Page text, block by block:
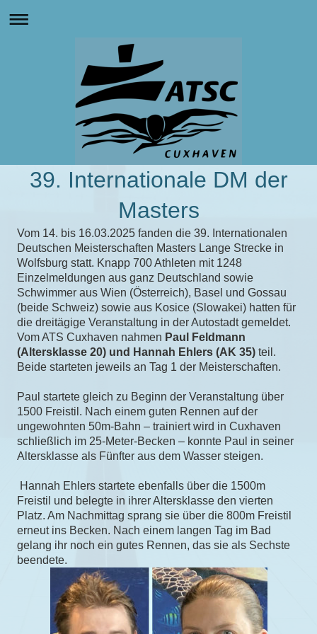
39. Internationale DM der
Masters
Vom 14. bis 16.03.2025 fanden die 39. Internationalen
Deutschen Meisterschaften Masters Lange Strecke in
Wolfsburg statt. Knapp 700 Athleten mit 1248
Einzelmeldungen aus ganz Deutschland sowie
Schwimmer aus Wien (Österreich), Basel und Gossau
(beide Schweiz) sowie aus Kosice (Slowakei) hatten für
die dreitägige Veranstaltung in der Autostadt gemeldet.
Vom ATS Cuxhaven nahmen Paul Feldmann
(Altersklasse 20) und Hannah Ehlers (AK 35) teil.
Beide starteten jeweils an Tag 1 der Meisterschaften.
Paul startete gleich zu Beginn der Veranstaltung über
1500 Freistil. Nach einem guten Rennen auf der
ungewohnten 50m-Bahn – trainiert wird in Cuxhaven
schließlich im 25-Meter-Becken – konnte Paul in seiner
Altersklasse als Fünfter aus dem Wasser steigen.
Hannah Ehlers startete ebenfalls über die 1500m
Freistil und belegte in ihrer Altersklasse den vierten
Platz. Am Nachmittag sprang sie über die 800m Freistil
erneut ins Becken. Nach einem langen Tag im Bad
gelang ihr noch ein gutes Rennen, das sie als Sechste
beendete.